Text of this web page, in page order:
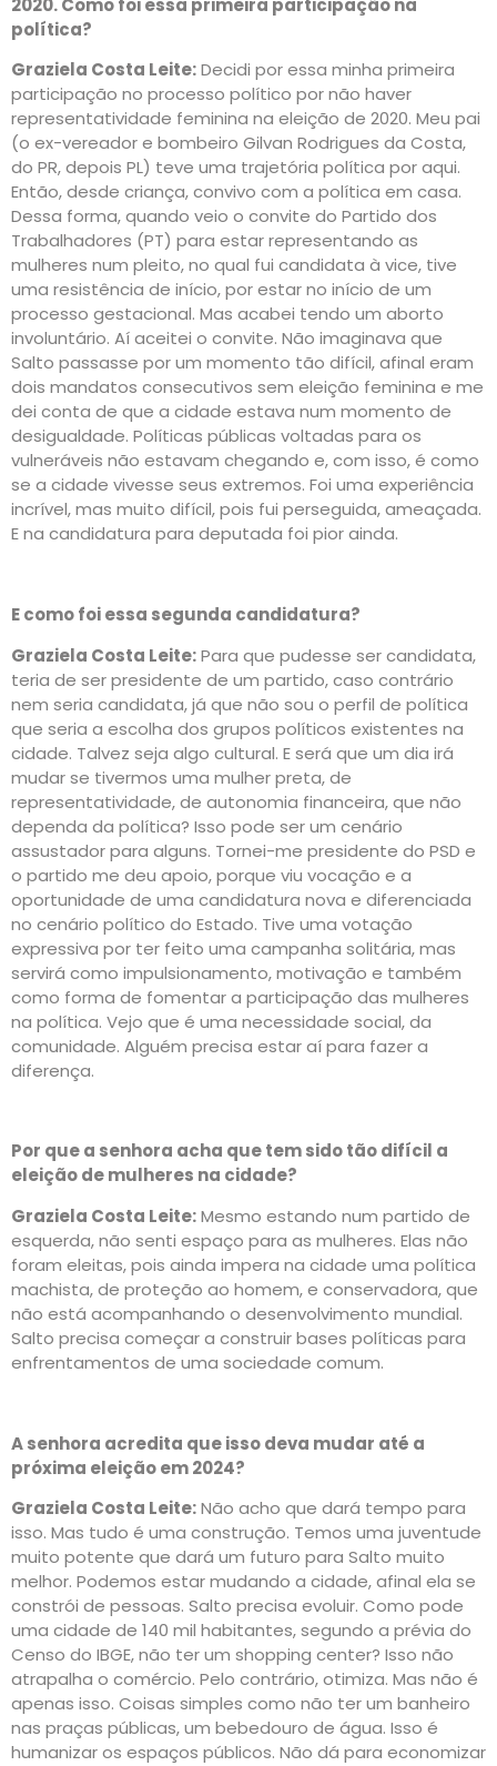
2020. Como foi essa primeira participação na
política?
Graziela Costa Leite:Decidi por essa minha primeira
participação no processo político por não haver
representatividade feminina na eleição de 2020. Meu pai
(o ex-vereador e bombeiro Gilvan Rodrigues da Costa,
do PR, depois PL) teve uma trajetória política por aqui.
Então, desde criança, convivo com a política em casa.
Dessa forma, quando veio o convite do Partido dos
Trabalhadores (PT) para estar representando as
mulheres num pleito, no qual fui candidata à vice, tive
uma resistência de início, por estar no início de um
processo gestacional. Mas acabei tendo um aborto
involuntário. Aí aceitei o convite. Não imaginava que
Salto passasse por um momento tão difícil, afinal eram
dois mandatos consecutivos sem eleição feminina e me
dei conta de que a cidade estava num momento de
desigualdade. Políticas públicas voltadas para os
vulneráveis não estavam chegando e, com isso, é como
se a cidade vivesse seus extremos. Foi uma experiência
incrível, mas muito difícil, pois fui perseguida, ameaçada.
E na candidatura para deputada foi pior ainda.
E como foi essa segunda candidatura?
Graziela Costa Leite:Para que pudesse ser candidata,
teria de ser presidente de um partido, caso contrário
nem seria candidata, já que não sou o perfil de política
que seria a escolha dos grupos políticos existentes na
cidade. Talvez seja algo cultural. E será que um dia irá
mudar se tivermos uma mulher preta, de
representatividade, de autonomia financeira, que não
dependa da política? Isso pode ser um cenário
assustador para alguns. Tornei-me presidente do PSD e
o partido me deu apoio, porque viu vocação e a
oportunidade de uma candidatura nova e diferenciada
no cenário político do Estado. Tive uma votação
expressiva por ter feito uma campanha solitária, mas
servirá como impulsionamento, motivação e também
como forma de fomentar a participação das mulheres
na política. Vejo que é uma necessidade social, da
comunidade. Alguém precisa estar aí para fazer a
diferença.
Por que a senhora acha que tem sido tão difícil a
eleição de mulheres na cidade?
Graziela Costa Leite:Mesmo estando num partido de
esquerda, não senti espaço para as mulheres. Elas não
foram eleitas, pois ainda impera na cidade uma política
machista, de proteção ao homem, e conservadora, que
não está acompanhando o desenvolvimento mundial.
Salto precisa começar a construir bases políticas para
enfrentamentos de uma sociedade comum.
A senhora acredita que isso deva mudar até a
próxima eleição em 2024?
Graziela Costa Leite:Não acho que dará tempo para
isso. Mas tudo é uma construção. Temos uma juventude
muito potente que dará um futuro para Salto muito
melhor. Podemos estar mudando a cidade, afinal ela se
constrói de pessoas. Salto precisa evoluir. Como pode
uma cidade de 140 mil habitantes, segundo a prévia do
Censo do IBGE, não ter um shopping center? Isso não
atrapalha o comércio. Pelo contrário, otimiza. Mas não é
apenas isso. Coisas simples como não ter um banheiro
nas praças públicas, um bebedouro de água. Isso é
humanizar os espaços públicos. Não dá para economizar